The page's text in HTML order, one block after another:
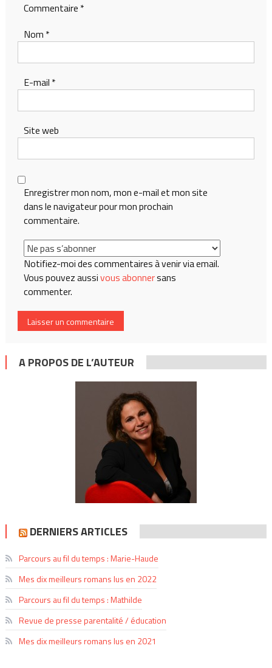
Commentaire *
Nom *
E-mail *
Site web
Enregistrer mon nom, mon e-mail et mon site
dans le navigateur pour mon prochain
commentaire.
Notifiez-moi des commentaires à venir via email.
Vous pouvez aussivous abonnersans
commenter.
A PROPOS DE L’AUTEUR
DERNIERS ARTICLES
Parcours au fil du temps : Marie-Haude
Mes dix meilleurs romans lus en 2022
Parcours au fil du temps : Mathilde
Revue de presse parentalité / éducation
Mes dix meilleurs romans lus en 2021